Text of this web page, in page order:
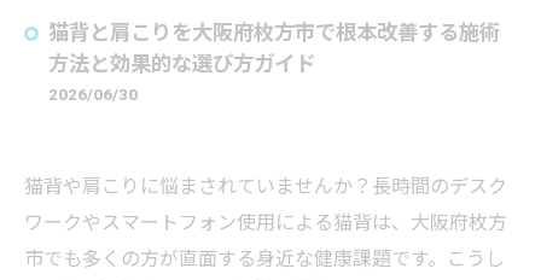
猫背と肩こりを大阪府枚方市で根本改善する施術
方法と効果的な選び方ガイド
2026/06/30
猫背や肩こりに悩まされていませんか？長時間のデスク
ワークやスマートフォン使用による猫背は、大阪府枚方
市でも多くの方が直面する身近な健康課題です。こうし